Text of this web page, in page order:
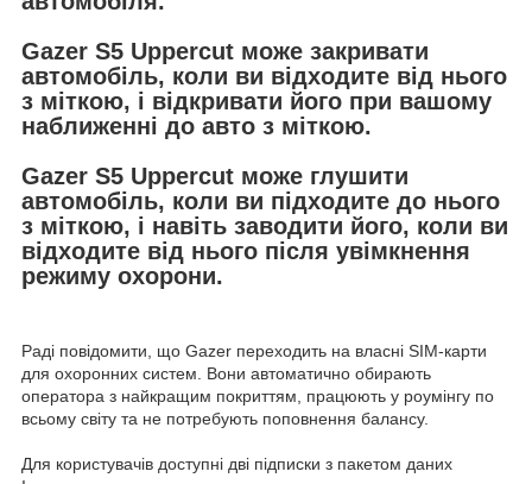
Gazer S5 Uppercut може закривати
автомобіль, коли ви відходите від нього
з міткою, і відкривати його при вашому
наближенні до авто з міткою.
Gazer S5 Uppercut може глушити
автомобіль, коли ви підходите до нього
з міткою, і навіть заводити його, коли ви
відходите від нього після увімкнення
режиму охорони.
Раді повідомити, що Gazer переходить на власні SIM-карти
для охоронних систем. Вони автоматично обирають
оператора з найкращим покриттям, працюють у роумінгу по
всьому світу та не потребують поповнення балансу.
Для користувачів доступні дві підписки з пакетом даних